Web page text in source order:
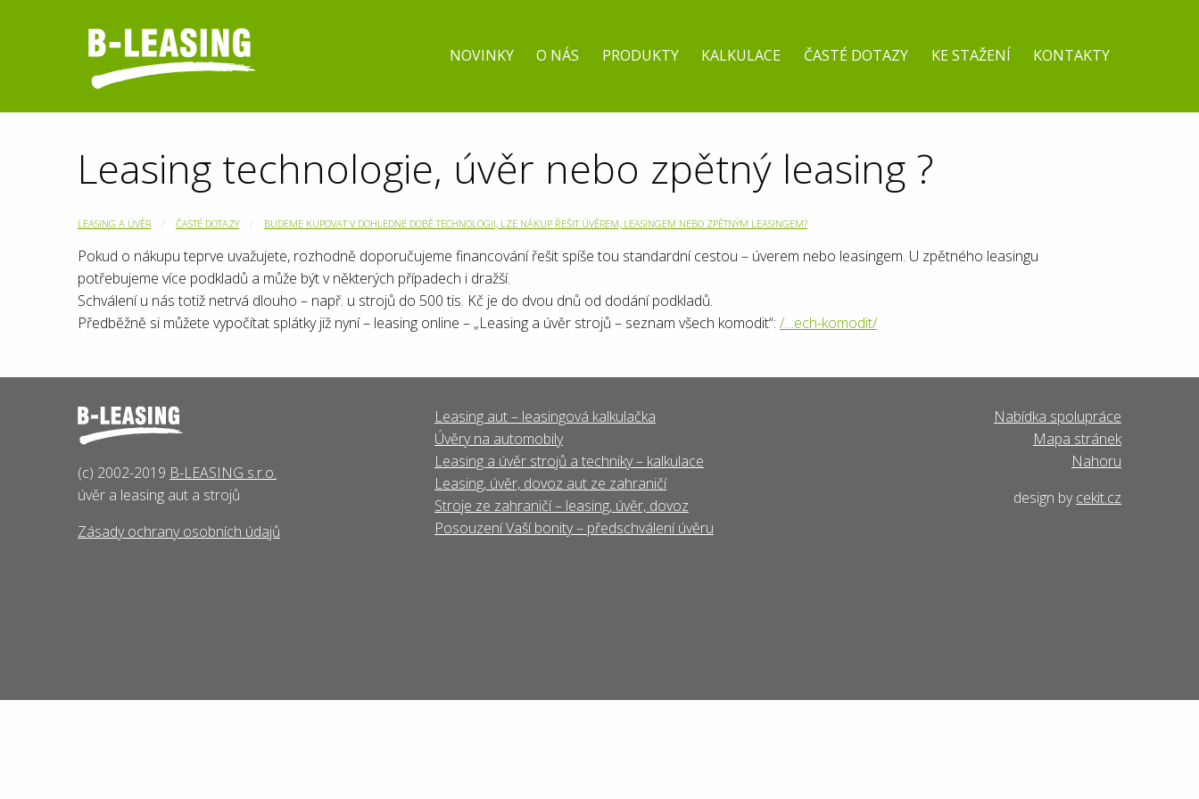
NOVINKY O NÁS PRODUKTY KALKULACE ČASTÉ DOTAZY KE STAŽENÍ KONTAKTY
Leasing technologie, úvěr nebo zpětný leasing ?
LEASING A ÚVĚR ČASTÉ DOTAZY BUDEME KUPOVAT V DOHLEDNÉ DOBĚ TECHNOLOGII, LZE NÁKUP ŘEŠIT ÚVĚREM, LEASINGEM NEBO ZPĚTNÝM LEASINGEM?
Pokud o nákupu teprve uvažujete, rozhodně doporučujeme financování řešit spíše tou standardní cestou – úverem nebo leasingem. U zpětného leasingu
potřebujeme více podkladů a může být v některých případech i dražší.
Schválení u nás totiž netrvá dlouho – např. u strojů do 500 tis. Kč je do dvou dnů od dodání podkladů.
Předběžně si můžete vypočítat splátky již nyní – leasing online – „Leasing a úvěr strojů – seznam všech komodit“: /…ech-komodit/
(c) 2002-2019 B-LEASING s.r.o.
úvěr a leasing aut a strojů
Zásady ochrany osobních údajů
Leasing aut – leasingová kalkulačka
Úvěry na automobily
Leasing a úvěr strojů a techniky – kalkulace
Leasing, úvěr, dovoz aut ze zahraničí
Stroje ze zahraničí – leasing, úvěr, dovoz
Posouzení Vaší bonity – předschválení úvěru
Nabídka spolupráce
Mapa stránek
Nahoru
design bycekit.cz